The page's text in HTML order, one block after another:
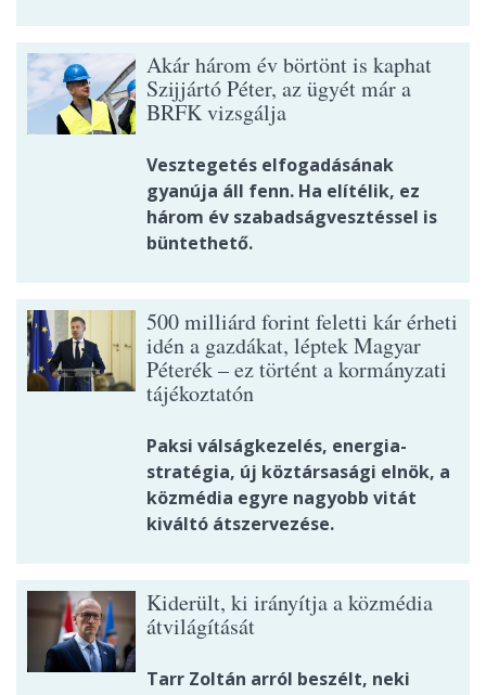
Akár három év börtönt is kaphat
Szijjártó Péter, az ügyét már a
BRFK vizsgálja
Vesztegetés elfogadásának
gyanúja áll fenn. Ha elítélik, ez
három év szabadságvesztéssel is
büntethető.
500 milliárd forint feletti kár érheti
idén a gazdákat, léptek Magyar
Péterék – ez történt a kormányzati
tájékoztatón
Paksi válságkezelés, energia-
stratégia, új köztársasági elnök, a
közmédia egyre nagyobb vitát
kiváltó átszervezése.
Kiderült, ki irányítja a közmédia
átvilágítását
Tarr Zoltán arról beszélt, neki